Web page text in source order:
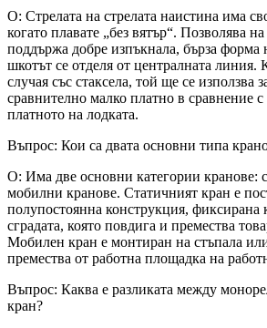
О: Стрелата на стрелата наистина има
когато плавате „без вятър“. Позволява
поддържа добре изпъкнала, бърза форма
шкотът се отделя от централната линия.
случая със стаксела, той ще се използва
сравнително малко платно в сравнение с
платното на лодката.
Въпрос: Кои са двата основни типа
О: Има две основни категории кранове:
мобилни кранове. Статичният кран е
полупостоянна конструкция, фиксирана
сградата, която повдига и премества
Мобилен кран е монтиран на стъпала
премества от работна площадка на
Въпрос: Каква е разликата между
кран?